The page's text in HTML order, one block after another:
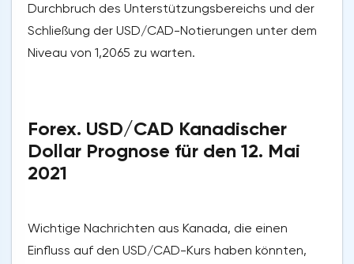
Durchbruch des Unterstützungsbereichs und der
Schließung der USD/CAD-Notierungen unter dem
Niveau von 1,2065 zu warten.
Forex. USD/CAD Kanadischer
Dollar Prognose für den 12. Mai
2021
Wichtige Nachrichten aus Kanada, die einen
Einfluss auf den USD/CAD-Kurs haben könnten,